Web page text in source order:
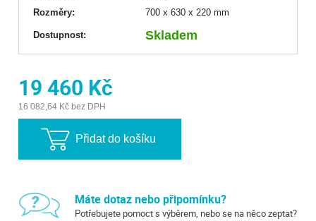
Rozměry:
700 x 630 x 220 mm
Dostupnost: Skladem
19 460 Kč
16 082,64 Kč bez DPH
Přidat do košíku
Máte dotaz nebo připomínku?
Potřebujete pomoct s výběrem, nebo se na něco zeptat?